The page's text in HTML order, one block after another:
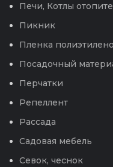
Печи, Котлы
Пикник
Пленка
Посадочный
Перчатки
Репеллент
Рассада
Садовая мебель
Севок, чеснок